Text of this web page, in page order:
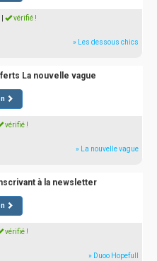
vérifié !
» Les dessous chics
La nouvelle vague
vérifié !
» La nouvelle vague
à la newsletter
vérifié !
» Duoo Hopefull